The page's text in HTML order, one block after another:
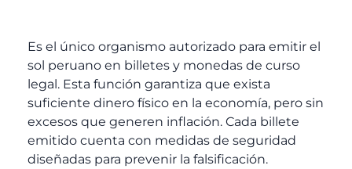
Es el único organismo autorizado para emitir el
sol peruano en billetes y monedas de curso
legal. Esta función garantiza que exista
suficiente dinero físico en la economía, pero sin
excesos que generen inflación. Cada billete
emitido cuenta con medidas de seguridad
diseñadas para prevenir la falsificación.